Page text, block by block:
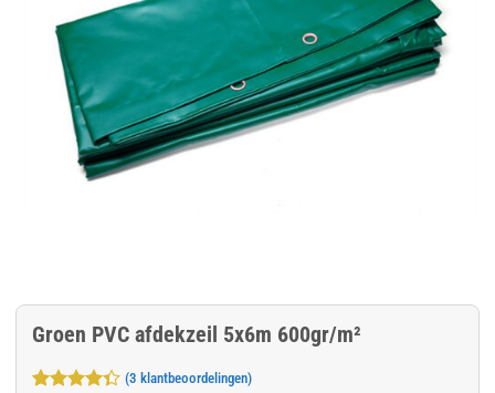
Groen PVC afdekzeil 5x6m 600gr/m²
(3 klantbeoordelingen)